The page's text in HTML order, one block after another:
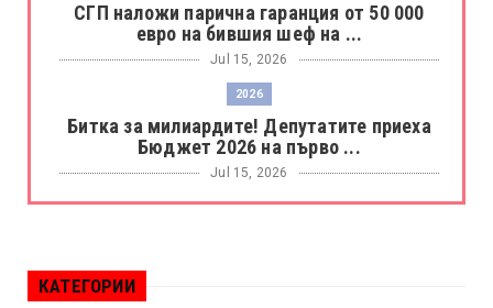
СГП наложи парична гаранция от 50 000
евро на бившия шеф на ...
Jul 15, 2026
2026
Битка за милиардите! Депутатите приеха
Бюджет 2026 на първо ...
Jul 15, 2026
БОРАЦ
КАТЕГОРИИ